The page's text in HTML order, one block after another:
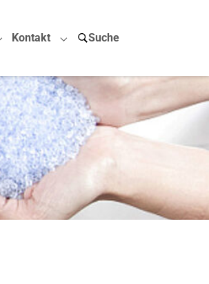
for "Arbeitskreise"
Kontakt
Submenu for "Kontakt"
Suche